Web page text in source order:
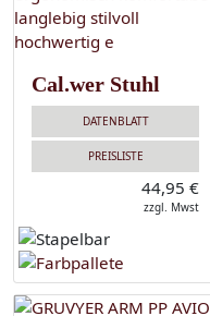
Cal.wer Stuhl
DATENBLATT
PREISLISTE
44,95 €
zzgl. Mwst